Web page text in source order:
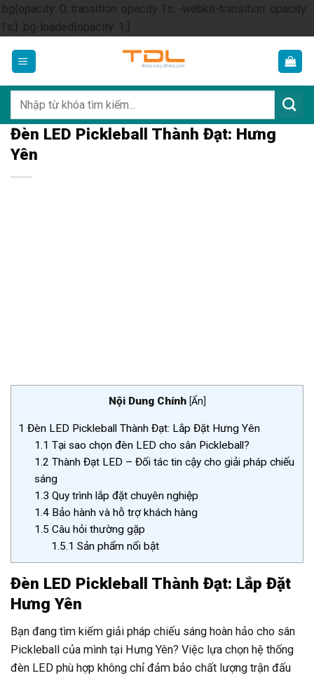
.bg{opacity: 0; transition: opacity 1s; -webkit-transition: opacity
1s;} .bg-loaded{opacity: 1;}Skip
content
kiếm:
Đèn LED Pickleball Thành Đạt: Hưng
Yên
Nội Dung Chính [Ẩn]
1 Đèn LED Pickleball Thành Đạt: Lắp Đặt Hưng Yên
1.1 Tại sao chọn đèn LED cho sân Pickleball?
1.2 Thành Đạt LED – Đối tác tin cậy cho giải pháp chiếu
sáng
1.3 Quy trình lắp đặt chuyên nghiệp
1.4 Bảo hành và hỗ trợ khách hàng
1.5 Câu hỏi thường gặp
1.5.1 Sản phẩm nổi bật
Đèn LED Pickleball Thành Đạt: Lắp Đặt
Hưng Yên
Bạn đang tìm kiếm giải pháp chiếu sáng hoàn hảo cho sân
Pickleball của mình tại Hưng Yên? Việc lựa chọn hệ thống
đèn LED phù hợp không chỉ đảm bảo chất lượng trận đấu